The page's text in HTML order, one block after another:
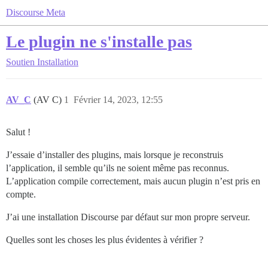
Discourse Meta
Le plugin ne s'installe pas
Soutien Installation
AV_C (AV C) Février 14, 2023, 12:55
1
Salut !
J’essaie d’installer des plugins, mais lorsque je reconstruis
l’application, il semble qu’ils ne soient même pas reconnus.
L’application compile correctement, mais aucun plugin n’est pris en
compte.
J’ai une installation Discourse par défaut sur mon propre serveur.
Quelles sont les choses les plus évidentes à vérifier ?